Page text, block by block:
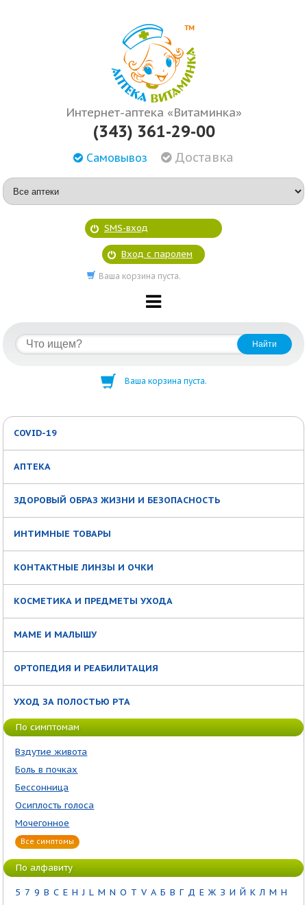
Интернет-аптека «Витаминка»
(343) 361-29-00
Самовывоз Доставка
SMS-вход
Вход с паролем
Ваша корзина пуста.
Ваша корзина пуста.
COVID-19
АПТЕКА
ЗДОРОВЫЙ ОБРАЗ ЖИЗНИ И БЕЗОПАСНОСТЬ
ИНТИМНЫЕ ТОВАРЫ
КОНТАКТНЫЕ ЛИНЗЫ И ОЧКИ
КОСМЕТИКА И ПРЕДМЕТЫ УХОДА
МАМЕ И МАЛЫШУ
ОРТОПЕДИЯ И РЕАБИЛИТАЦИЯ
УХОД ЗА ПОЛОСТЬЮ РТА
По симптомам
Вздутие живота
Боль в почках
Бессонница
Осиплость голоса
Мочегонное
Все симптомы
По алфавиту
5 7 9 B C E H J L M N O T V А Б В Г Д Е Ж З И Й К Л М Н